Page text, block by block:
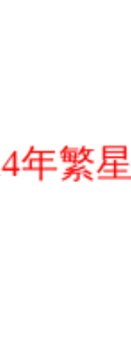
錄取